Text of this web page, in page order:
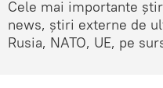
Cele mai importante
news, știri externe de
Rusia, NATO, UE, pe